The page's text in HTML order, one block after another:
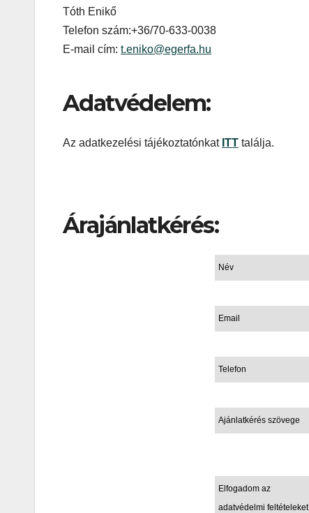
Tóth Enikő
Telefon szám:+36/70-633-0038
E-mail cím: t.eniko@egerfa.hu
Adatvédelem:
Az adatkezelési tájékoztatónkat ITT találja.
Árajánlatkérés:
Név
Email
Telefon
Ajánlatkérés szövege
Elfogadom az
adatvédelmi feltételeket